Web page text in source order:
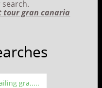
tour gran canaria
gra.....